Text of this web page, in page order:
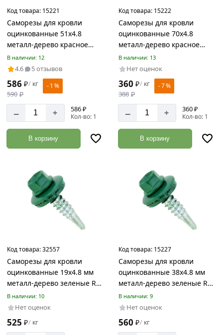
Код товара: 15221
Саморезы для кровли
оцинкованные 51х4.8
металл-дерево красное
вино RAL 3005
В наличии: 12
4.6 5 отзывов
586 ₽/ кг
590 ₽
- 1 %
– + 586 ₽
Кол-во: 1
В корзину
Код товара: 15222
Саморезы для кровли
оцинкованные 70х4.8
металл-дерево красное
вино RAL 3005
В наличии: 13
Нет оценок
360 ₽/ кг
388 ₽
- 7 %
– + 360 ₽
Кол-во: 1
В корзину
Код товара:32557
Саморезы для кровли
оцинкованные 19х4.8 мм
металл-дерево зеленые RAL
6005
В наличии: 10
Нет оценок
525 ₽/ кг
Код товара: 15227
Саморезы для кровли
оцинкованные 38х4.8 мм
металл-дерево зеленые RAL
6005
В наличии: 9
Нет оценок
560 ₽/ кг